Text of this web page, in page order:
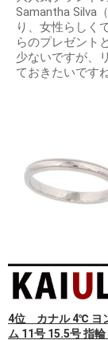
Samantha Silva
り、女性らしく
らのプレゼント
少ないですが、
ておきたいですね
4位 カナル 4℃ ヨ
ム 11号 15.5号 指輪